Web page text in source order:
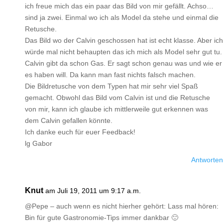
ich freue mich das ein paar das Bild von mir gefällt. Achso…
sind ja zwei. Einmal wo ich als Model da stehe und einmal die
Retusche.
Das Bild wo der Calvin geschossen hat ist echt klasse. Aber ich
würde mal nicht behaupten das ich mich als Model sehr gut tu.
Calvin gibt da schon Gas. Er sagt schon genau was und wie er
es haben will. Da kann man fast nichts falsch machen.
Die Bildretusche von dem Typen hat mir sehr viel Spaß
gemacht. Obwohl das Bild vom Calvin ist und die Retusche
von mir, kann ich glaube ich mittlerweile gut erkennen was
dem Calvin gefallen könnte.
Ich danke euch für euer Feedback!
lg Gabor
Antworten
Knut am Juli 19, 2011 um 9:17 a.m.
@Pepe – auch wenn es nicht hierher gehört: Lass mal hören:
Bin für gute Gastronomie-Tips immer dankbar 🙂